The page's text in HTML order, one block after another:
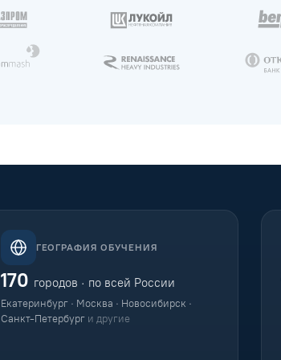
ГЕОГРАФИЯ ОБУЧЕНИЯ
170 городов · по всей России
Екатеринбург · Москва · Новосибирск ·
Санкт-Петербург и другие